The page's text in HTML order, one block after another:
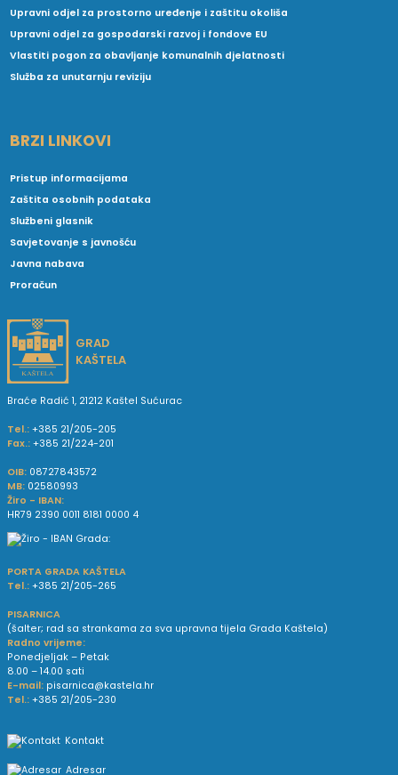
Upravni odjel za prostorno uređenje i zaštitu okoliša
Upravni odjel za gospodarski razvoj i fondove EU
Vlastiti pogon za obavljanje komunalnih djelatnosti
Služba za unutarnju reviziju
BRZI LINKOVI
Pristup informacijama
Zaštita osobnih podataka
Službeni glasnik
Savjetovanje s javnošću
Javna nabava
Proračun
GRAD
KAŠTELA
Braće Radić 1, 21212 Kaštel Sućurac
Tel.: +385 21/205-205
Fax.: +385 21/224-201
OIB: 08727843572
MB: 02580993
Žiro - IBAN:
HR79 2390 0011 8181 0000 4
PORTA GRADA KAŠTELA
Tel.: +385 21/205-265
PISARNICA
(šalter; rad sa strankama za sva upravna tijela Grada Kaštela)
Radno vrijeme:
Ponedjeljak – Petak
8.00 – 14.00 sati
E-mail: pisarnica@kastela.hr
Tel.: +385 21/205-230
Kontakt
Adresar